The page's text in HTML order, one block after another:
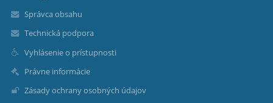
Správca obsahu
Technická podpora
Vyhlásenie o prístupnosti
Právne informácie
Zásady ochrany osobných údajov